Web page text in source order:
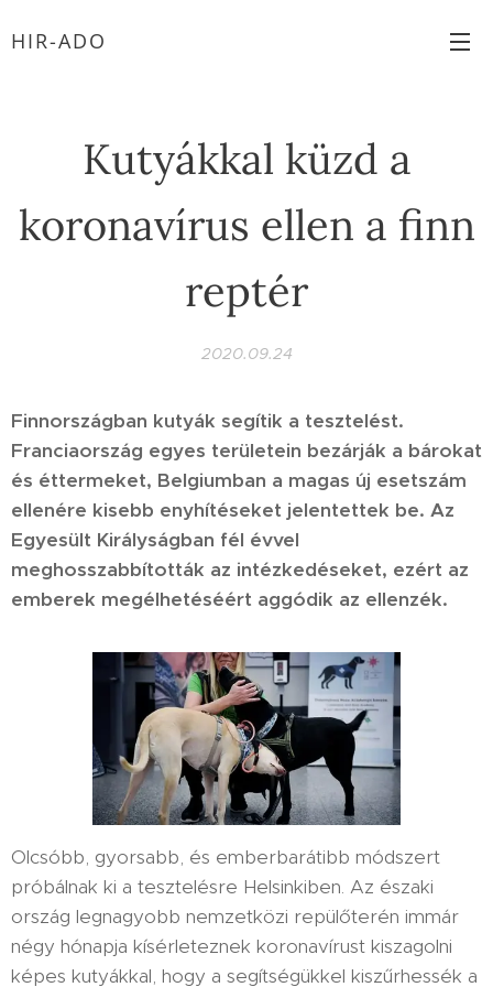
HIR-ADO
Kutyákkal küzd a
koronavírus ellen a finn
reptér
2020.09.24
Finnországban kutyák segítik a tesztelést.
Franciaország egyes területein bezárják a bárokat
és éttermeket, Belgiumban a magas új esetszám
ellenére kisebb enyhítéseket jelentettek be. Az
Egyesült Királyságban fél évvel
meghosszabbították az intézkedéseket, ezért az
emberek megélhetéséért aggódik az ellenzék.
Olcsóbb, gyorsabb, és emberbarátibb módszert
próbálnak ki a tesztelésre Helsinkiben. Az északi
ország legnagyobb nemzetközi repülőterén immár
négy hónapja kísérleteznek koronavírust kiszagolni
képes kutyákkal, hogy a segítségükkel kiszűrhessék a